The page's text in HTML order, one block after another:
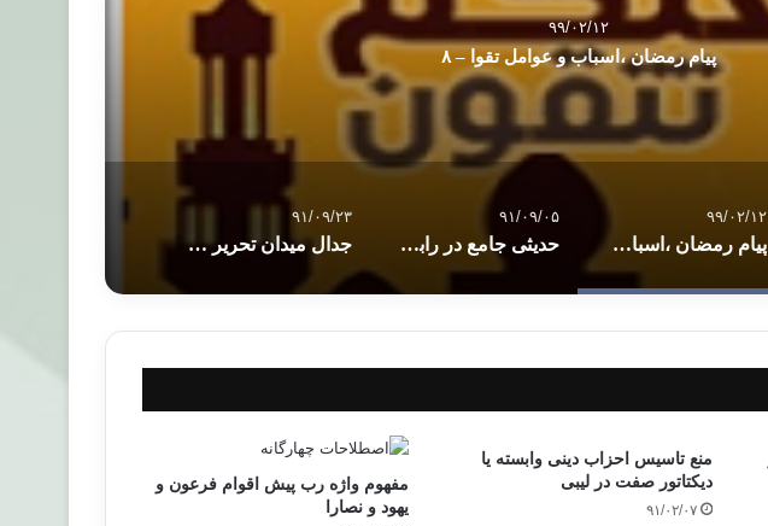
۹۹/۰۲/۱۲
پیام رمضان ،اسباب و عوامل تقوا – ٨
۹۹/۰۲/۱۲
پیام رمضان ،اسباب و عوامل تقوا – ٨
۹۱/۰۹/۰۵
حدیثی جامع در رابطه با احوال مردگان
۹۱/۰۹/۲۳
جدال میدان تحریر و جنگ اجزاب مصر، چرا و تا کی؟
منع تاسيس احزاب دينى وابسته يا
ديكتاتور صفت در ليبى
۹۱/۰۲/۰۷
مفهوم واژه رب پیش اقوام فرعون و
یهود و نصارا